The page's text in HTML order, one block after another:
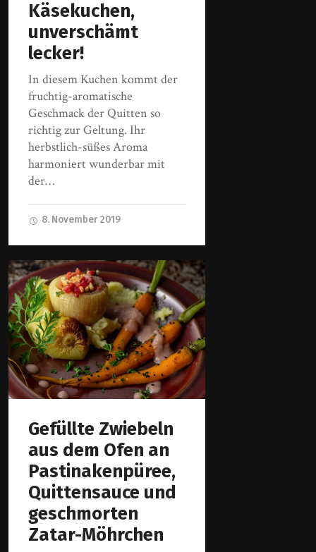
Käsekuchen,
unverschämt
lecker!
In diesem Kuchen kommt der
fruchtig-aromatische
Geschmack der Quitten so
richtig zur Geltung. Ihr
herbstlich-süßes Aroma
harmoniert wunderbar mit
der…
8. November 2019
Gefüllte Zwiebeln
aus dem Ofen an
Pastinakenpüree,
Quittensauce und
geschmorten
Zatar-Möhrchen